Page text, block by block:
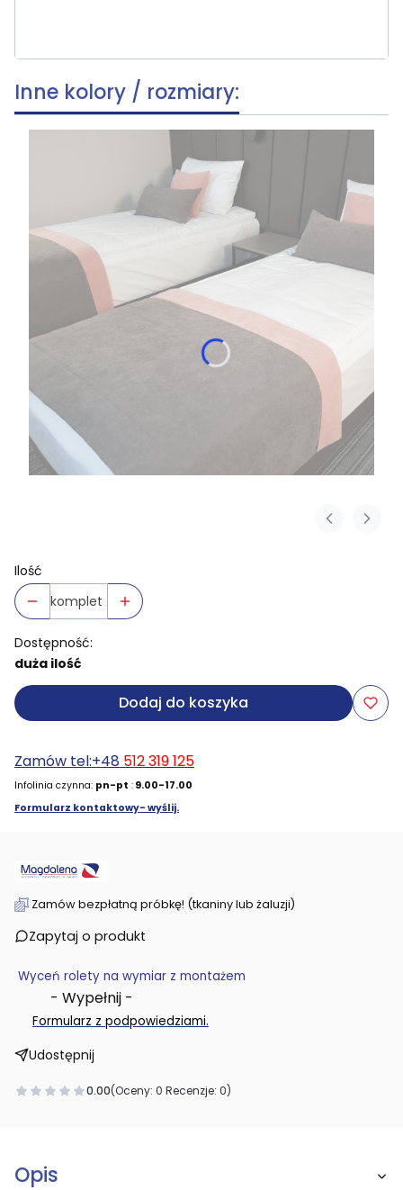
Inne kolory / rozmiary:
Ilość
komplet
Dostępność:
duża ilość
Dodaj do koszyka
Zamów tel:+48 512 319 125
Infolinia czynna: pn-pt : 9.00-17.00
Formularz kontaktowy- wyślij.
Zamów bezpłatną próbkę! (tkaniny lub żaluzji)
Zapytaj o produkt
Wyceń rolety na wymiar z montażem
- Wypełnij -
Formularz z podpowiedziami.
Udostępnij
0.00(Oceny: 0 Recenzje: 0)
Opis